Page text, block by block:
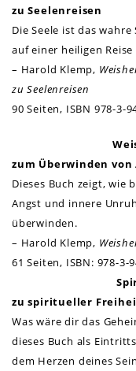
zu Seelenreisen
Die Seele ist das
auf einer heiligen
– Harold Klemp,
zu Seelenreisen
90 Seiten, ISBN 978-3-
zum Überwinden von
Dieses Buch zeigt, wie
Angst und innere
überwinden.
– Harold Klemp,
61 Seiten, ISBN: 978-3-
zu spiritueller
Was wäre dir das
dieses Buch als
dem Herzen deines